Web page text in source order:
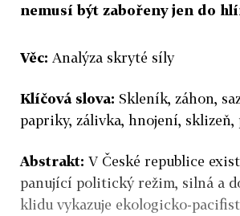
nemusí být zabořeny jen do
Věc: Analýza skryté síly
Klíčová slova: Skleník, záhon,
papriky, zálivka, hnojení, sklizeň,
Abstrakt: V České republice
panující politický režim, silná a
klidu vykazuje ekologicko-